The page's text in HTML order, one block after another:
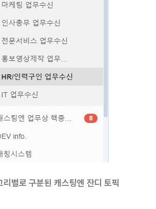
리별로 구분된 캐스팅엔 잔디 토픽